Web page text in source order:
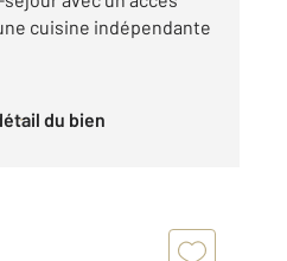
cuisine indépendante
du bien